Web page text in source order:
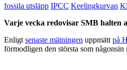
fossila utsläpp IPCC Keelingkurvan
Varje vecka redovisar SMB halten
Enligt senaste mätningen uppmätt på
förmodligen den största som någonsin